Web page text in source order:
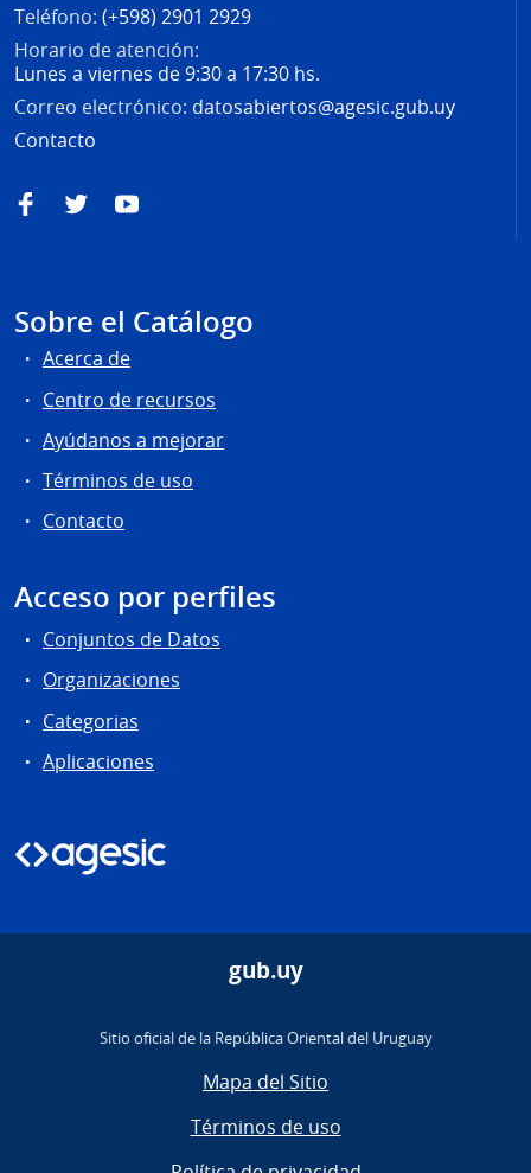
Teléfono: (+598) 2901 2929
Horario de atención:
Lunes a viernes de 9:30 a 17:30 hs.
Correo electrónico: datosabiertos@agesic.gub.uy
Contacto
FacebookTwitterYouTube
Sobre el Catálogo
Acerca de
Centro de recursos
Ayúdanos a mejorar
Términos de uso
Contacto
Acceso por perfiles
Conjuntos de Datos
Organizaciones
Categorias
Aplicaciones
gub.uy
Sitio oficial de la República Oriental del Uruguay
Mapa del Sitio
Términos de uso